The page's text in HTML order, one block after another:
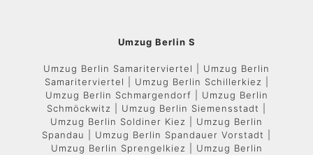
Umzug Berlin S
Umzug Berlin Samariterviertel | Umzug Berlin
Samariterviertel | Umzug Berlin Schillerkiez |
Umzug Berlin Schmargendorf | Umzug Berlin
Schmöckwitz | Umzug Berlin Siemensstadt |
Umzug Berlin Soldiner Kiez | Umzug Berlin
Spandau | Umzug Berlin Spandauer Vorstadt |
Umzug Berlin Sprengelkiez | Umzug Berlin